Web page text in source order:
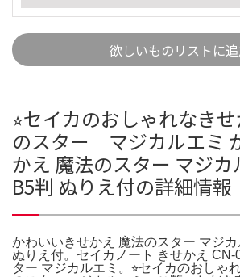
欲しいものリストに
⭐︎セイカのおしゃれなき
のスター マジカルエミ
かえ 魔法のスター マジカ
B5判 ぬりえ付の詳細情報
かわいいきせかえ 魔法のスター マジカ
ぬりえ付。セイカノート きせかえ CN-
ター マジカルエミ。⭐︎セイカのおしゃ